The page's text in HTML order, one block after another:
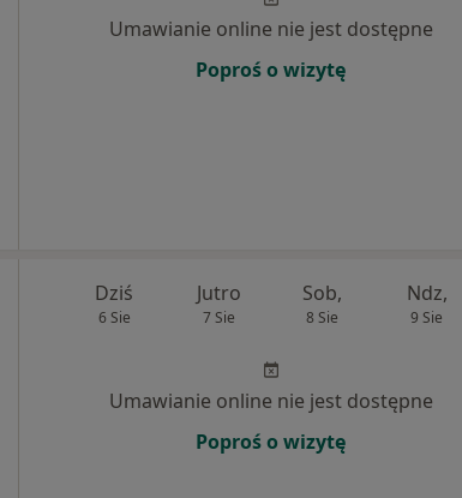
Umawianie online nie jest dostępne
Poproś o wizytę
Dziś
6 Sie
Jutro
7 Sie
Sob,
8 Sie
Ndz,
9 Sie
Umawianie online nie jest dostępne
Poproś o wizytę